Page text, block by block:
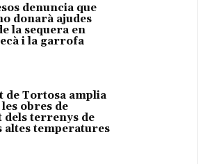
denuncia que
donarà ajudes
la sequera en
i la garrofa
de Tortosa amplia
obres de
dels terrenys de
altes temperatures